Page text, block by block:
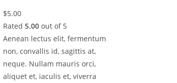
$5.00
Rated5.00 out of 5
Aenean lectus elit, fermentum
non, convallis id, sagittis at,
neque. Nullam mauris orci,
aliquet et, iaculis et, viverra